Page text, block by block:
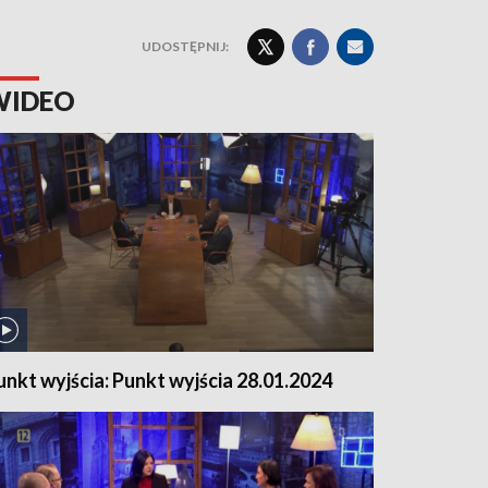
UDOSTĘPNIJ:
wyjścia: Punkt wyjścia 28.01.2024